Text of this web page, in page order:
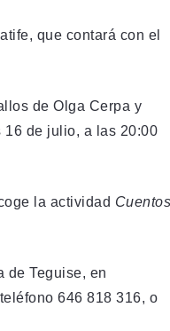
que contará con el
de Olga Cerpa y
16 de julio, a las 20:00
la actividad Cuentos
de Teguise, en
646 818 316, o